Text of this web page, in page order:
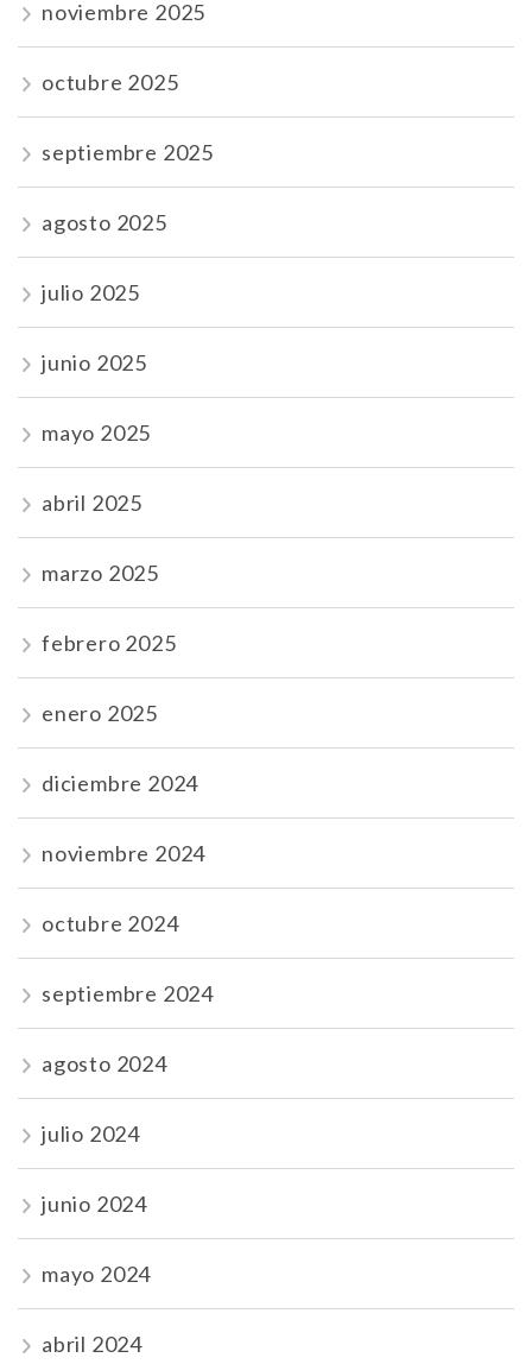
noviembre 2025
octubre 2025
septiembre 2025
agosto 2025
julio 2025
junio 2025
mayo 2025
abril 2025
marzo 2025
febrero 2025
enero 2025
diciembre 2024
noviembre 2024
octubre 2024
septiembre 2024
agosto 2024
julio 2024
junio 2024
mayo 2024
abril 2024